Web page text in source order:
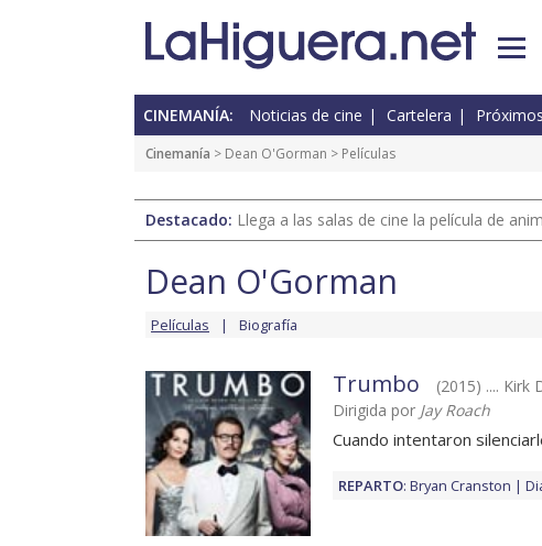
CINEMANÍA: Noticias de cine Cartelera
Cinemanía > Dean O'Gorman > Películas
Destacado: Llega a las salas de cine la película de
Dean O'Gorman
Películas Biografía
Trumbo
(2015) .... Kirk
Dirigida por Jay Roach
Cuando intentaron
REPARTO: Bryan Cranston